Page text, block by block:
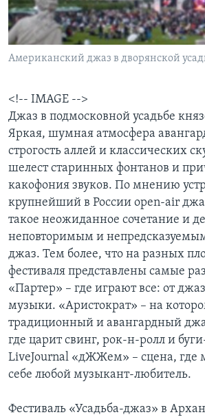
Learning English
СОЦИАЛЬНЫЕ СЕТИ
Американский джаз в дворянской
<!-- IMAGE -->
Джаз в подмосковной усадьбе
Яркая, шумная атмосфера
строгость аллей и классических
шелест старинных фонтанов и
какофония звуков. По мнению
крупнейший в России open-air
такое неожиданное сочетание и
неповторимым и
джаз. Тем более, что на разных
фестиваля представлены самые
«Партер» – где играют все: от
музыки. «Аристократ» – на
традиционный и авангардный
где царит свинг, рок-н-ролл и
LiveJournal «дЖЖем» – сцена, где
себе любой музыкант-любитель.
Фестиваль «Усадьба-джаз» в